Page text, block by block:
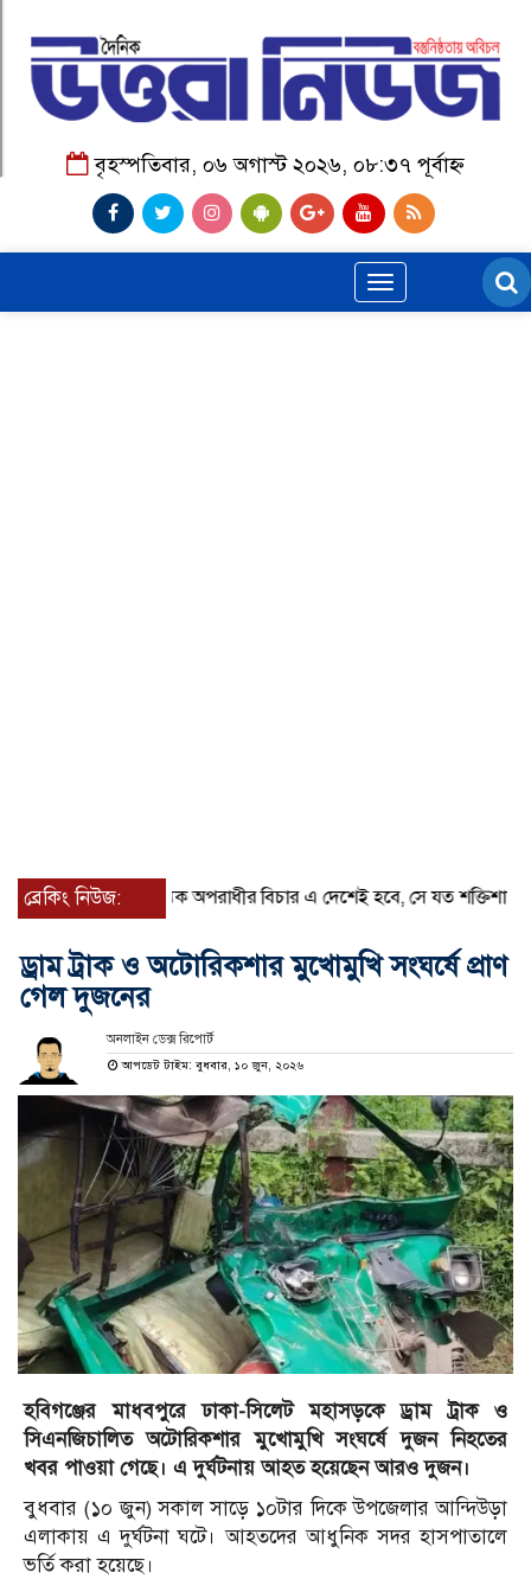
বৃহস্পতিবার, ০৬ অগাস্ট ২০২৬, ০৮:৩৭ পূর্বাহ্ন
Toggle
navigation
ব্রেকিং নিউজ:প্রত্যেক অপরাধীর বিচার এ দেশেই হবে, সে যত শক্তিশালীই হোক
ড্রাম ট্রাক ও অটোরিকশার মুখোমুখি সংঘর্ষে প্রাণ
গেল দুজনের
অনলাইন ডেক্স রিপোর্ট
আপডেট টাইম: বুধবার, ১০ জুন, ২০২৬
হবিগঞ্জের মাধবপুরে ঢাকা-সিলেট মহাসড়কে ড্রাম ট্রাক ও
সিএনজিচালিত অটোরিকশার মুখোমুখি সংঘর্ষে দুজন নিহতের
খবর পাওয়া গেছে। এ দুর্ঘটনায় আহত হয়েছেন আরও দুজন।
বুধবার (১০ জুন) সকাল সাড়ে ১০টার দিকে উপজেলার আন্দিউড়া
এলাকায় এ দুর্ঘটনা ঘটে। আহতদের আধুনিক সদর হাসপাতালে
ভর্তি করা হয়েছে।